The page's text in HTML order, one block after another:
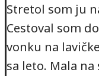
Stretol som ju
Cestoval som
vonku na
sa leto. Mala na